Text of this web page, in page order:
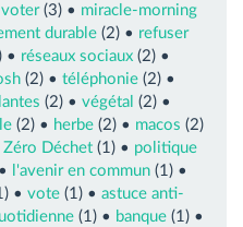
(3) • miracle-morning
durable (2) • refuser
• réseaux sociaux (2) •
(2) • téléphonie (2) •
(2) • végétal (2) •
(2) • herbe (2) • macos (2)
Zéro Déchet (1) • politique
l'avenir en commun (1) •
• vote (1) • astuce anti-
(1) • banque (1) •